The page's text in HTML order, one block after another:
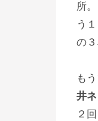
所
う
の
も
井
２